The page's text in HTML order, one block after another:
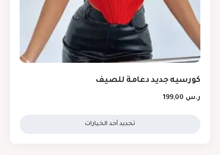
كورسيه جديد دعامة للصيف
ر.س
تحديد أحد الخيارات